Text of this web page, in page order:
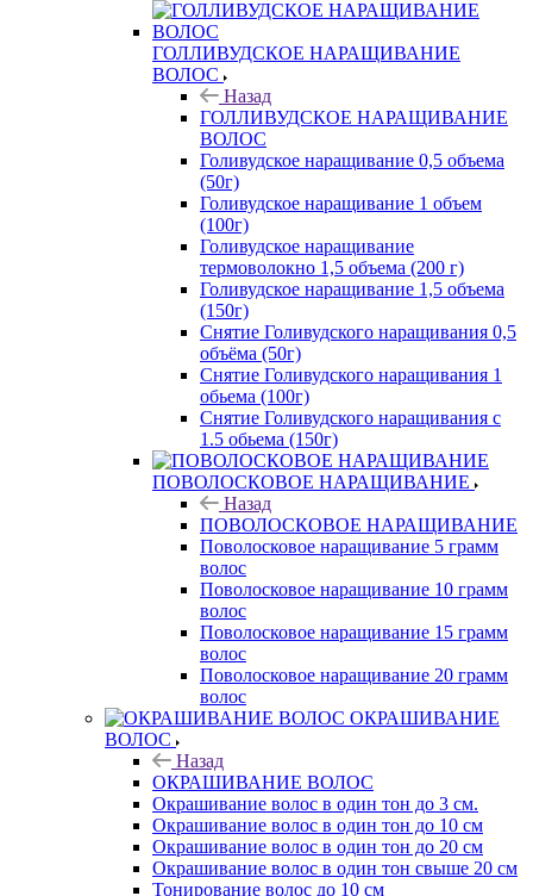
ГОЛЛИВУДСКОЕ НАРАЩИВАНИЕ
ВОЛОС
Назад
ГОЛЛИВУДСКОЕ НАРАЩИВАНИЕ
ВОЛОС
Голивудское наращивание 0,5 объема
(50г)
Голивудское наращивание 1 объем
(100г)
Голивудское наращивание
термоволокно 1,5 объема (200 г)
Голивудское наращивание 1,5 объема
(150г)
Снятие Голивудского наращивания 0,5
объёма (50г)
Снятие Голивудского наращивания 1
обьема (100г)
Снятие Голивудского наращивания с
1.5 обьема (150г)
ПОВОЛОСКОВОЕ НАРАЩИВАНИЕ
Назад
ПОВОЛОСКОВОЕ НАРАЩИВАНИЕ
Поволосковое наращивание 5 грамм
волос
Поволосковое наращивание 10 грамм
волос
Поволосковое наращивание 15 грамм
волос
Поволосковое наращивание 20 грамм
волос
ОКРАШИВАНИЕ
ВОЛОС
Назад
ОКРАШИВАНИЕ ВОЛОС
Окрашивание волос в один тон до 3 см.
Окрашивание волос в один тон до 10 см
Окрашивание волос в один тон до 20 см
Окрашивание волос в один тон свыше 20 см
Тонирование волос до 10 см